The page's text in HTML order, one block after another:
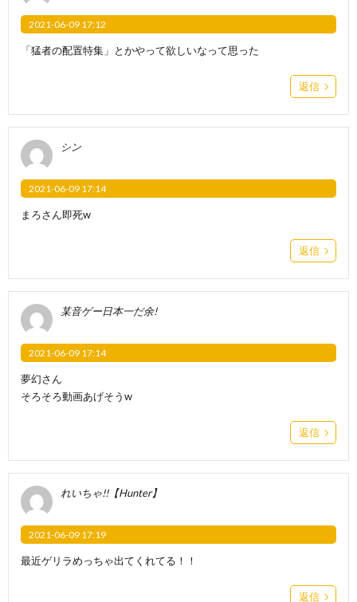
2021-06-09 17:12
「猛者の配置特集」とかやって欲しいなって思った
返信
シン
2021-06-09 17:14
まろさん即死w
返信
某音ゲー日本一だ余!
2021-06-09 17:14
夢幻さん
そろそろ動画あげそうw
返信
れいちゃ!!【Hunter】
2021-06-09 17:19
最近ゲリラめっちゃ出てくれてる！！
返信